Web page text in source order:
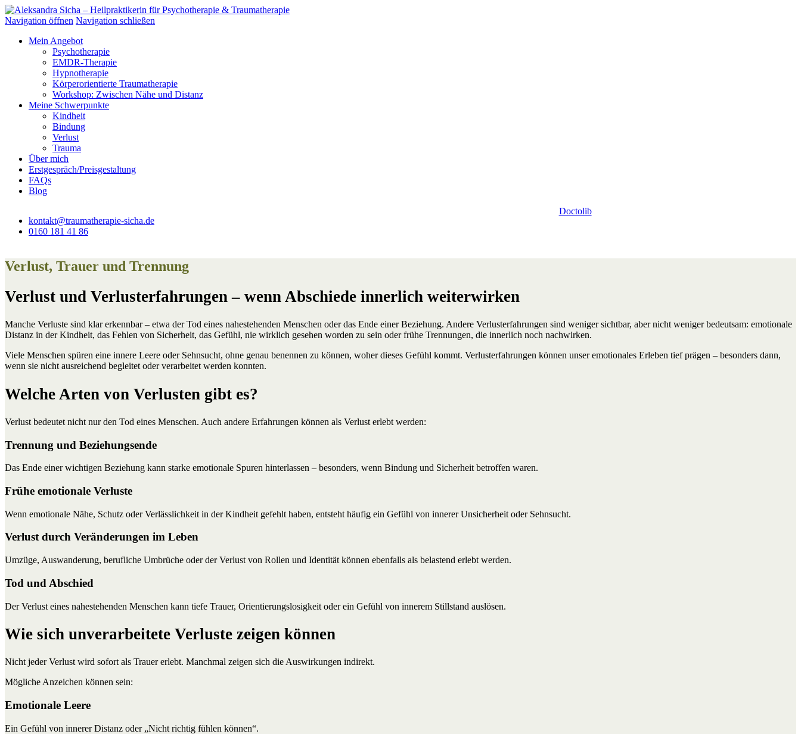
Zum
Inhalt
Navigation öffnen Navigation schließen
Mein Angebot
Psychotherapie
EMDR-Therapie
Hypnotherapie
Körperorientierte Traumatherapie
Workshop: Zwischen Nähe und Distanz
Meine Schwerpunkte
Kindheit
Bindung
Verlust
Trauma
Über mich
Erstgespräch/Preisgestaltung
FAQs
Blog
kontakt@traumatherapie-sicha.de
0160 181 41 86
Doctolib
Verlust, Trauer und Trennung
Verlust und Verlusterfahrungen – wenn Abschiede innerlich weiterwirken
Manche Verluste sind klar erkennbar – etwa der Tod eines nahestehenden Menschen oder das Ende einer Beziehung. Andere Verlusterfahrungen sind weniger sichtbar, aber nicht weniger bedeutsam: emotionale
Distanz in der Kindheit, das Fehlen von Sicherheit, das Gefühl, nie wirklich gesehen worden zu sein oder frühe Trennungen, die innerlich noch nachwirken.
Viele Menschen spüren eine innere Leere oder Sehnsucht, ohne genau benennen zu können, woher dieses Gefühl kommt. Verlusterfahrungen können unser emotionales Erleben tief prägen – besonders dann,
wenn sie nicht ausreichend begleitet oder verarbeitet werden konnten.
Welche Arten von Verlusten gibt es?
Verlust bedeutet nicht nur den Tod eines Menschen. Auch andere Erfahrungen können als Verlust erlebt werden:
Trennung und Beziehungsende
Das Ende einer wichtigen Beziehung kann starke emotionale Spuren hinterlassen – besonders, wenn Bindung und Sicherheit betroffen waren.
Frühe emotionale Verluste
Wenn emotionale Nähe, Schutz oder Verlässlichkeit in der Kindheit gefehlt haben, entsteht häufig ein Gefühl von innerer Unsicherheit oder Sehnsucht.
Verlust durch Veränderungen im Leben
Umzüge, Auswanderung, berufliche Umbrüche oder der Verlust von Rollen und Identität können ebenfalls als belastend erlebt werden.
Tod und Abschied
Der Verlust eines nahestehenden Menschen kann tiefe Trauer, Orientierungslosigkeit oder ein Gefühl von innerem Stillstand auslösen.
Wie sich unverarbeitete Verluste zeigen können
Nicht jeder Verlust wird sofort als Trauer erlebt. Manchmal zeigen sich die Auswirkungen indirekt.
Mögliche Anzeichen können sein:
Emotionale Leere
Ein Gefühl von innerer Distanz oder „Nicht richtig fühlen können“.